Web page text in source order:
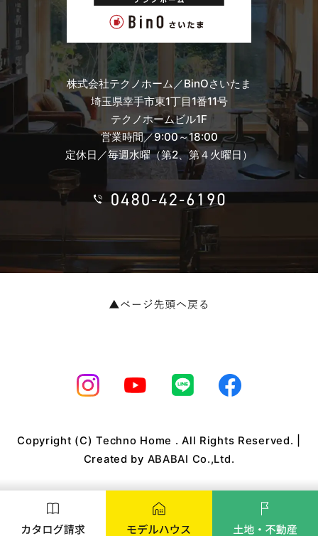
株式会社テクノホーム／BinOさいたま
埼玉県幸手市東1丁目1番11号
テクノホームビル1F
営業時間／9:00～18:00
定休日／毎週水曜（第2、第４火曜日）
Copyright (C) Techno Home . All Rights Reserved. |
Created by ABABAI Co.,Ltd.